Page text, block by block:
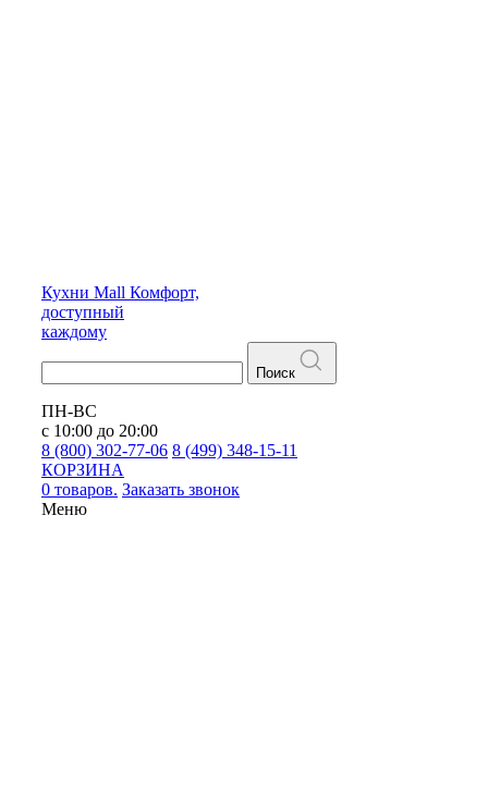
Кухни Mall Комфорт,
доступный
каждому
Поиск
ПН-ВС
с 10:00 до 20:00
8 (800) 302-77-06 8 (499) 348-15-11
КОРЗИНА
0 товаров. Заказать звонок
Меню